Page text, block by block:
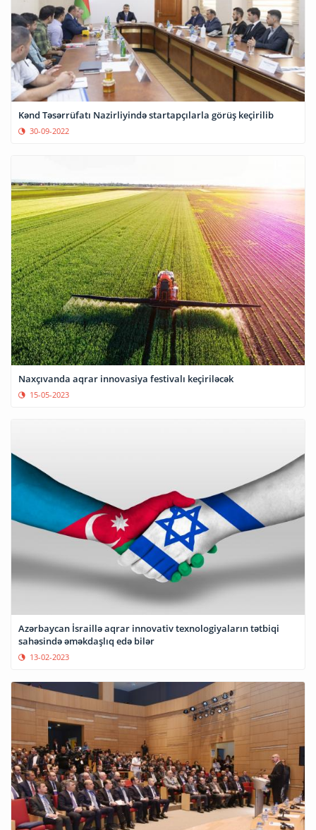
Kənd Təsərrüfatı Nazirliyində startapçılarla görüş keçirilib
30-09-2022
Naxçıvanda aqrar innovasiya festivalı keçiriləcək
15-05-2023
Azərbaycan İsraillə aqrar innovativ texnologiyaların tətbiqi
sahəsində əməkdaşlıq edə bilər
13-02-2023